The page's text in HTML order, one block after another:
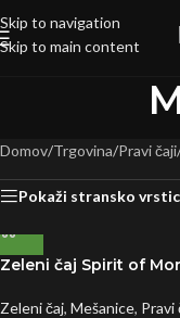
Skip to navigation
Skip to main content
Domov/Trgovina/Pravi čaji
Pokaži stransko
Zeleni čaj Spirit of
Zeleni čaj, Mešanice, Pravi